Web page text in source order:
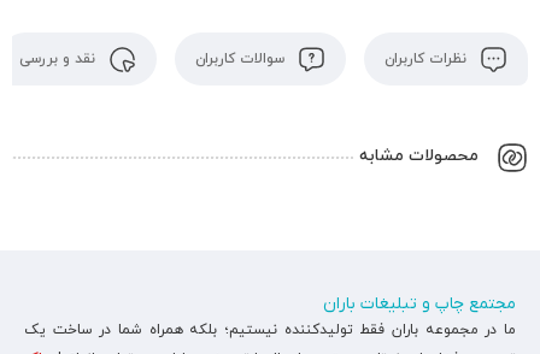
نظرات کاربران سوالات کاربران نقد و بررسی
محصولات مشابه
مجتمع چاپ و تبلیغات باران
ما در مجموعه باران فقط تولیدکننده نیستیم؛ بلکه همراه شما در ساخت یک